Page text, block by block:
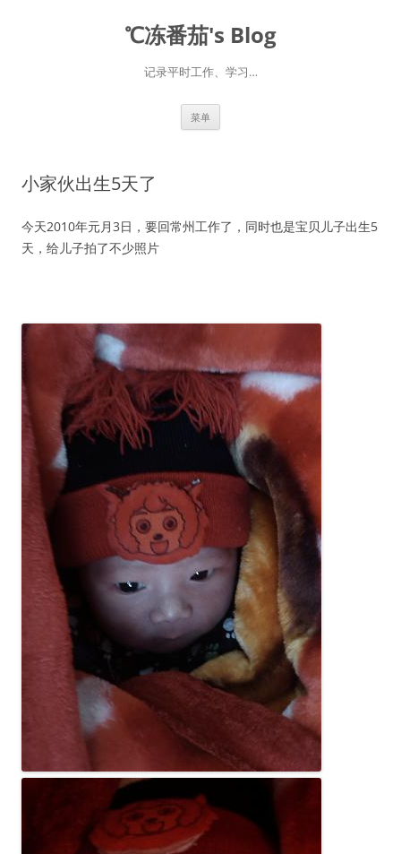
℃冻番茄's Blog
记录平时工作、学习…
菜单
小家伙出生5天了
今天2010年元月3日，要回常州工作了，同时也是宝贝儿子出生5
天，给儿子拍了不少照片